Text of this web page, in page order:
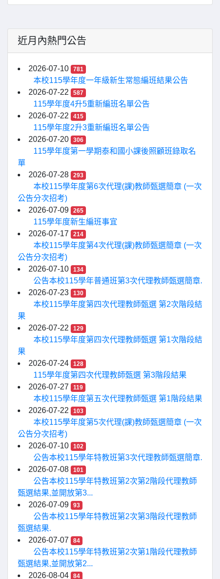
近月內熱門公告
2026-07-10 781
本校115學年度一年級新生常態編班結果公告
2026-07-22
587
115學年度4升5重新編班名單公告
2026-07-22
415
115學年度2升3重新編班名單公告
2026-07-20
306
115學年度第一學期泰和國小課後照顧班錄取名
單
2026-07-28
293
本校115學年度第6次代理(課)教師甄選簡章 (一次
公告分次招考)
2026-07-09
265
115學年度新生編班事宜
2026-07-17
214
本校115學年度第4次代理(課)教師甄選簡章 (一次
公告分次招考)
2026-07-10
134
公告本校115學年普通班第3次代理教師甄選簡章.
2026-07-23
130
本校115學年度第四次代理教師甄選 第2次階段結
果
2026-07-22
129
本校115學年度第四次代理教師甄選 第1次階段結
果
2026-07-24
128
115學年度第四次代理教師甄選 第3階段結果
2026-07-27
119
本校115學年度第五次代理教師甄選 第1階段結果
2026-07-22
103
本校115學年度第5次代理(課)教師甄選簡章 (一次
公告分次招考)
2026-07-10
102
公告本校115學年特教班第3次代理教師甄選簡章.
2026-07-08
101
公告本校115學年特教班第2次第2階段代理教師
甄選結果,並開放第3...
2026-07-09
93
公告本校115學年特教班第2次第3階段代理教師
甄選結果.
2026-07-07
84
公告本校115學年特教班第2次第1階段代理教師
甄選結果,並開放第2...
2026-08-04
84